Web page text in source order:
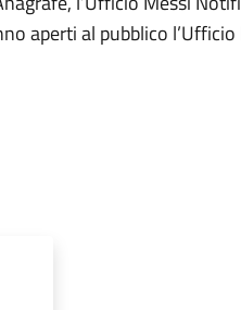
aperti al pubblico